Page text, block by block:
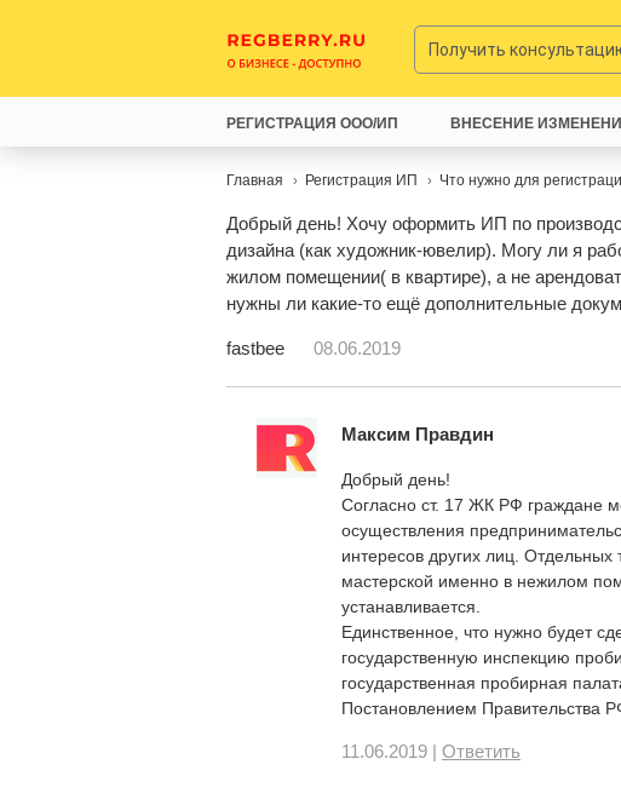
Получить
Главная Регистрация ИП Что нужно для
Добрый день! Хочу оформить ИП по
дизайна (как художник-ювелир). Могу ли я
жилом помещении( в квартире), а не
нужны ли какие-то ещё дополнительные
fastbee 08.06.2019
Максим Правдин
Добрый день!
Согласно ст. 17 ЖК РФ граждане
осуществления
интересов других лиц.
мастерской именно в нежилом
устанавливается.
Единственное, что нужно будет
государственную инспекцию
государственная пробирная
Постановлением Правительства
11.06.2019 | Ответить
РЕГИСТРАЦИЯ ООО/ИП ВНЕСЕНИЕ